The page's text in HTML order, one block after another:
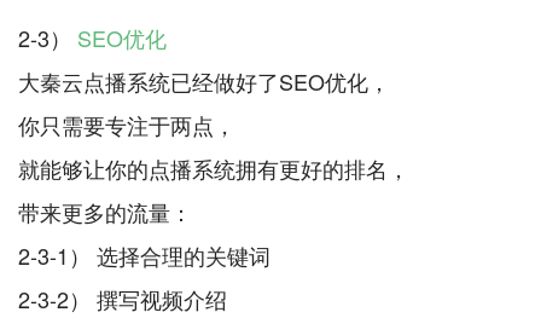
2-3） SEO优化
大秦云点播系统已经做好了SEO优化，
你只需要专注于两点，
就能够让你的点播系统拥有更好的排名，
带来更多的流量：
2-3-1） 选择合理的关键词
2-3-2） 撰写视频介绍